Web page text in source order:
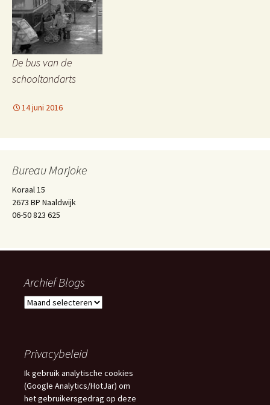
De bus van de
schooltandarts
14 juni 2016
Bureau Marjoke
Koraal 15
2673 BP Naaldwijk
06-50 823 625
Archief Blogs
Archief
Privacybeleid
Ik gebruik analytische cookies
(Google Analytics/HotJar) om
het gebruikersgedrag op deze